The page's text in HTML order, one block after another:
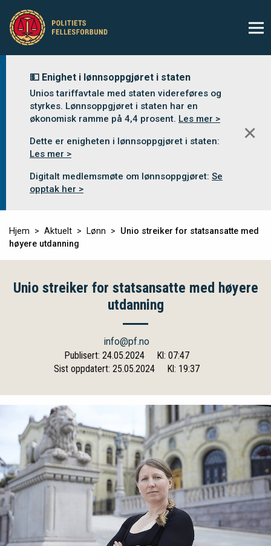
💵 Enighet i lønnsoppgjøret i staten
Unios tariffavtale med staten videreføres og
styrkes. Lønnsoppgjøret i staten har en
økonomisk ramme på 4,4 prosent. Les mer >
Dette er enigheten i lønnsoppgjøret i staten:
Les mer >
Digitalt medlemsmøte om lønnsoppgjøret: Se
opptak her >
✕
Hjem Aktuelt Lønn
Unio streiker for statsansatte med
høyere utdanning
Unio streiker for statsansatte med høyere
utdanning
info@pf.no
Publisert: 24.05.2024
Kl: 07:47
Sist oppdatert: 25.05.2024
Kl: 19:37